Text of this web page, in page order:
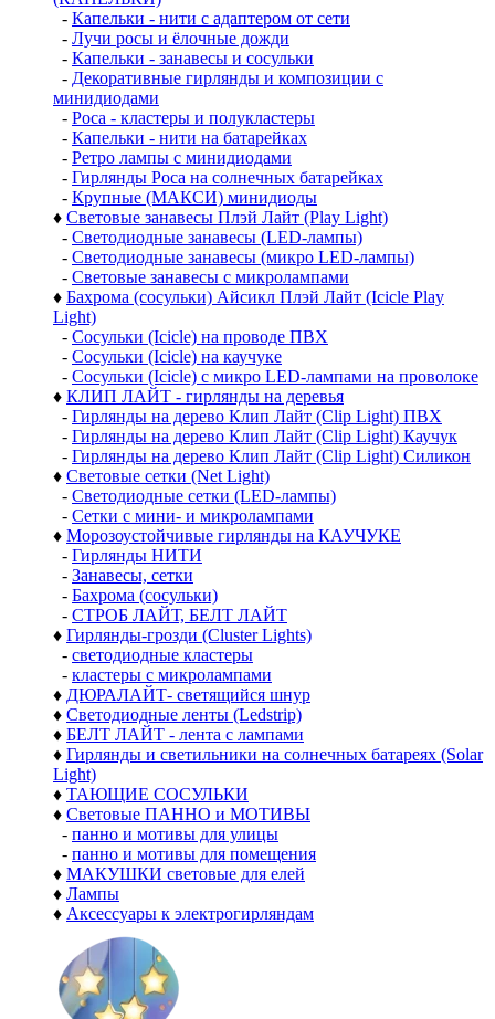
- Капельки - нити с адаптером от сети
- Лучи росы и ёлочные дожди
- Капельки - занавесы и сосульки
- Декоративные гирлянды и композиции с
минидиодами
- Роса - кластеры и полукластеры
- Капельки - нити на батарейках
- Ретро лампы с минидиодами
- Гирлянды Роса на солнечных батарейках
- Крупные (МАКСИ) минидиоды
♦ Световые занавесы Плэй Лайт (Play Light)
- Светодиодные занавесы (LED-лампы)
- Светодиодные занавесы (микро LED-лампы)
- Световые занавесы с микролампами
♦ Бахрома (сосульки) Айсикл Плэй Лайт (Icicle Play
Light)
- Сосульки (Icicle) на проводе ПВХ
- Сосульки (Icicle) на каучуке
- Сосульки (Icicle) с микро LED-лампами на проволоке
♦ КЛИП ЛАЙТ - гирлянды на деревья
- Гирлянды на дерево Клип Лайт (Clip Light) ПВХ
- Гирлянды на дерево Клип Лайт (Clip Light) Каучук
- Гирлянды на дерево Клип Лайт (Clip Light) Силикон
♦ Световые сетки (Net Light)
- Светодиодные сетки (LED-лампы)
- Сетки с мини- и микролампами
♦ Морозоустойчивые гирлянды на КАУЧУКЕ
- Гирлянды НИТИ
- Занавесы, сетки
- Бахрома (сосульки)
- СТРОБ ЛАЙТ, БЕЛТ ЛАЙТ
♦ Гирлянды-грозди (Cluster Lights)
- светодиодные кластеры
- кластеры с микролампами
♦ ДЮРАЛАЙТ- светящийся шнур
♦ Светодиодные ленты (Ledstrip)
♦ БЕЛТ ЛАЙТ - лента с лампами
♦ Гирлянды и светильники на солнечных батареях (Solar
Light)
♦ ТАЮЩИЕ СОСУЛЬКИ
♦ Световые ПАННО и МОТИВЫ
- панно и мотивы для улицы
- панно и мотивы для помещения
♦ МАКУШКИ световые для елей
♦ Лампы
♦ Аксессуары к электрогирляндам